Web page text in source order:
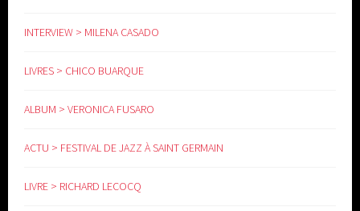
INTERVIEW > MILENA CASADO
LIVRES > CHICO BUARQUE
ALBUM > VERONICA FUSARO
ACTU > FESTIVAL DE JAZZ À SAINT GERMAIN
LIVRE > RICHARD LECOCQ